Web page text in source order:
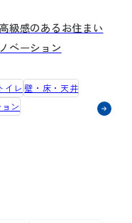
級感のあるお住まい
ベーション
トイレ 壁・床・天井
ン